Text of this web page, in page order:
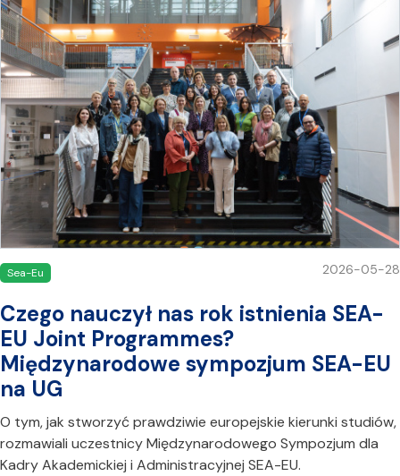
Sea-Eu 2026-05-28
Czego nauczył nas rok istnienia SEA-
EU Joint Programmes?
Międzynarodowe sympozjum SEA-EU
na UG
O tym, jak stworzyć prawdziwie europejskie kierunki studiów,
rozmawiali uczestnicy Międzynarodowego Sympozjum dla
Kadry Akademickiej i Administracyjnej SEA-EU.